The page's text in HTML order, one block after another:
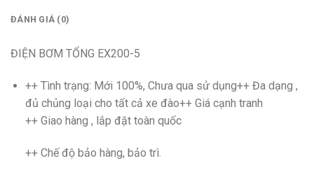
ĐÁNH GIÁ (0)
ĐIỆN BƠM TỔNG EX200-5
++ Tình trạng: Mới 100%, Chưa qua sử dụng++ Đa dạng ,
đủ chủng loại cho tất cả xe đào++ Giá cạnh tranh
++ Giao hàng , lắp đặt toàn quốc
++ Chế độ bảo hàng, bảo trì.